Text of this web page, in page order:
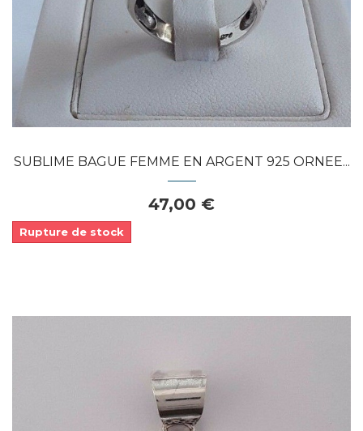
APERÇU RAPIDE
SUBLIME BAGUE FEMME EN ARGENT 925 ORNEE...
47,00 €
Rupture de stock